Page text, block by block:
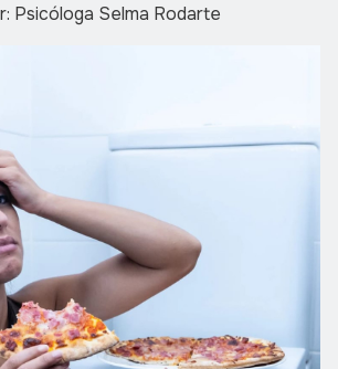
Psicóloga Selma Rodarte